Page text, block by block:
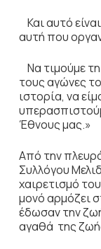
Και αυτό
αυτή που
Να τιμούμε
τους αγώνες
ιστορία, να
Έθνους μας.»
Από την
Συλλόγου
χαιρετισμό
μονό αρμόζει
έδωσαν την
αγαθά της